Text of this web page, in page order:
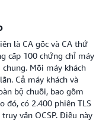
riêng chế độ chứng
đa dụng)
chứng chỉ ngắn hạn)
dụng)
chỉ ngắn hạn)
là CA gốc và CA thứ
cấp 100 chứng chỉ máy
chung. Mỗi máy khách
Cả máy khách và
bộ chuỗi, bao gồm
đó, có 2.400 phiên TLS
vấn OCSP. Điều này